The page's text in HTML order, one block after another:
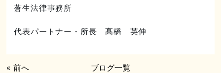
蒼生法律事務所
代表パートナー・所長 髙橋 英伸
« 前へ ブログ一覧